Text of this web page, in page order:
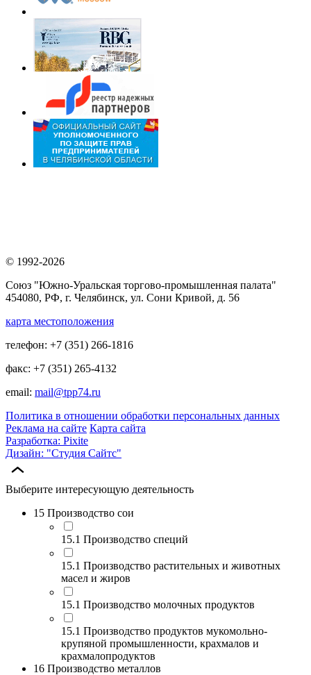
© 1992-2026
Союз "Южно-Уральская торгово-промышленная палата"
454080, РФ, г. Челябинск, ул. Сони Кривой, д. 56
карта местоположения
телефон: +7 (351) 266-1816
факс: +7 (351) 265-4132
email: mail@tpp74.ru
Политика в отношении обработки персональных данных
Реклама на сайте Карта сайта
Разработка: Pixite
Дизайн: "Студия Сайтс"
Выберите интересующую деятельность
15 Производство сои
15.1 Производство специй
15.1 Производство растительных и животных
масел и жиров
15.1 Производство молочных продуктов
15.1 Производство продуктов мукомольно-
крупяной промышленности, крахмалов и
крахмалопродуктов
16 Производство металлов